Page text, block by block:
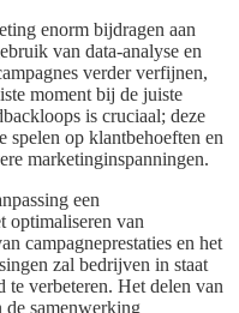
enorm bijdragen aan
van data-analyse en
verder verfijnen,
moment bij de juiste
is cruciaal; deze
spelen op klantbehoeften en
marketinginspanningen.
een
optimaliseren van
campagneprestaties en het
zal bedrijven in staat
te verbeteren. Het delen van
de samenwerking